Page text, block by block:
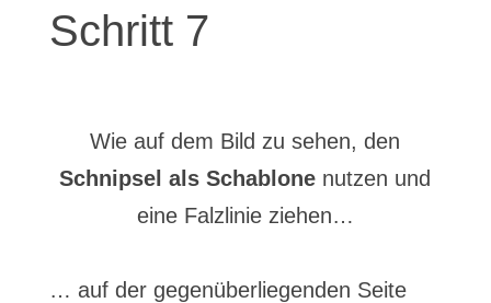
Schritt 7
Wie auf dem Bild zu sehen, den
Schnipsel als Schablone nutzen und
eine Falzlinie ziehen…
… auf der gegenüberliegenden Seite